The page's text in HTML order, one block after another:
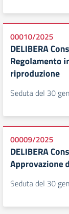
00010/2025
DELIBERA
Regolamento
riproduzione
Seduta del 30
00009/2025
DELIBERA
Approvazione
Seduta del 30